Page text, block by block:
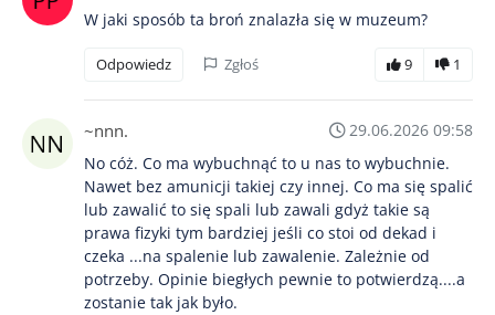
W jaki sposób ta broń znalazła się w muzeum?
Odpowiedz Zgłoś 9 1
~nnn.
29.06.2026 09:58
No cóż. Co ma wybuchnąć to u nas to wybuchnie.
Nawet bez amunicji takiej czy innej. Co ma się spalić
lub zawalić to się spali lub zawali gdyż takie są
prawa fizyki tym bardziej jeśli co stoi od dekad i
czeka ...na spalenie lub zawalenie. Zależnie od
potrzeby. Opinie biegłych pewnie to potwierdzą....a
zostanie tak jak było.